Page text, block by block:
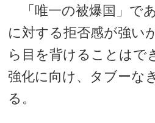
「唯一の被爆国」で
に対する拒否感が強い
ら目を背けることはで
強化に向け、タブーな
る。